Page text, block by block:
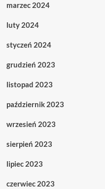
marzec 2024
luty 2024
styczeń 2024
grudzień 2023
listopad 2023
październik 2023
wrzesień 2023
sierpień 2023
lipiec 2023
czerwiec 2023